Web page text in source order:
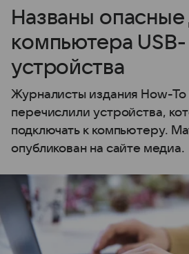
Названы опасные
компьютера USB-
устройства
Журналисты издания How-To
перечислили устройства,
подключать к компьютеру.
опубликован на сайте медиа.